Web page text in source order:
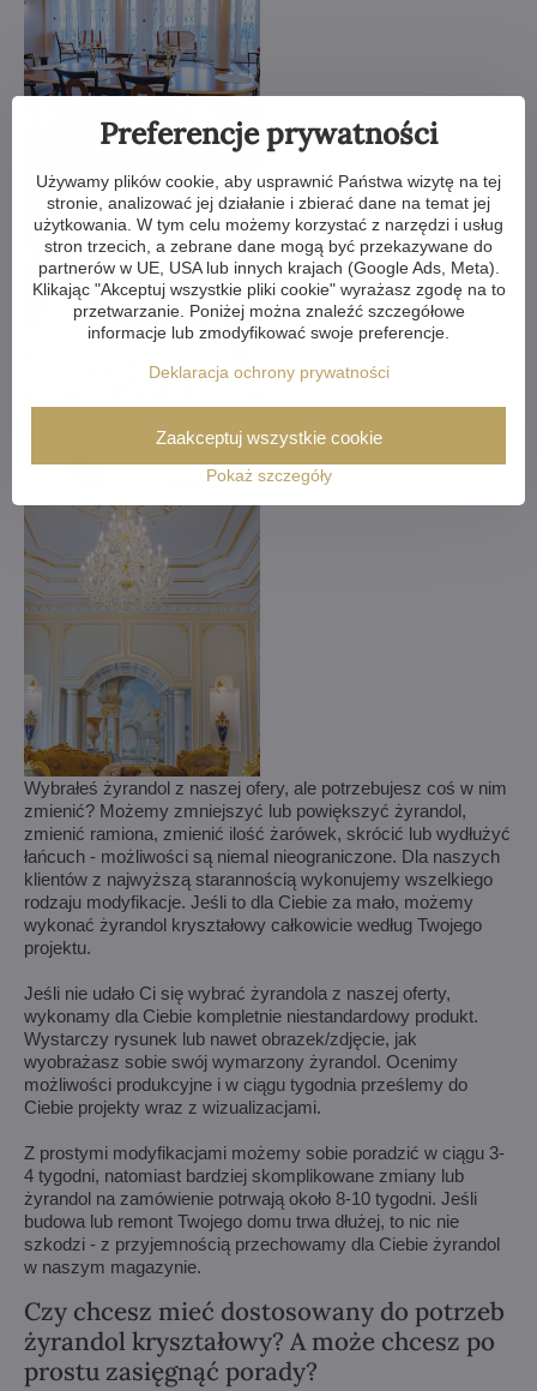
Wybrałeś żyrandol z naszej ofery, ale potrzebujesz coś w nim
zmienić? Możemy zmniejszyć lub powiększyć żyrandol,
zmienić ramiona, zmienić ilość żarówek, skrócić lub wydłużyć
łańcuch - możliwości są niemal nieograniczone. Dla naszych
klientów z najwyższą starannością wykonujemy wszelkiego
rodzaju modyfikacje. Jeśli to dla Ciebie za mało, możemy
wykonać żyrandol kryształowy całkowicie według Twojego
projektu.
Jeśli nie udało Ci się wybrać żyrandola z naszej oferty,
wykonamy dla Ciebie kompletnie niestandardowy produkt.
Wystarczy rysunek lub nawet obrazek/zdjęcie, jak
wyobrażasz sobie swój wymarzony żyrandol. Ocenimy
możliwości produkcyjne i w ciągu tygodnia prześlemy do
Ciebie projekty wraz z wizualizacjami.
Z prostymi modyfikacjami możemy sobie poradzić w ciągu 3-
4 tygodni, natomiast bardziej skomplikowane zmiany lub
żyrandol na zamówienie potrwają około 8-10 tygodni. Jeśli
budowa lub remont Twojego domu trwa dłużej, to nic nie
szkodzi - z przyjemnością przechowamy dla Ciebie żyrandol
w naszym magazynie.
Czy chcesz mieć dostosowany do potrzeb
żyrandol kryształowy? A może chcesz po
prostu zasięgnąć porady?
Preferencje prywatności
Używamy plików cookie, aby usprawnić Państwa wizytę na tej
stronie, analizować jej działanie i zbierać dane na temat jej
użytkowania. W tym celu możemy korzystać z narzędzi i usług
stron trzecich, a zebrane dane mogą być przekazywane do
partnerów w UE, USA lub innych krajach (Google Ads, Meta).
Klikając "Akceptuj wszystkie pliki cookie" wyrażasz zgodę na to
przetwarzanie. Poniżej można znaleźć szczegółowe
informacje lub zmodyfikować swoje preferencje.
Deklaracja ochrony prywatności
Pokaż szczegóły
Zaakceptuj wszystkie cookie